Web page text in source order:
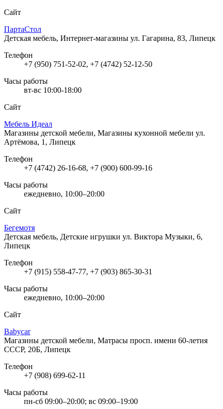
Сайт
ПартаСтол
Детская мебель, Интернет-магазины ул. Гагарина, 83, Липецк
Телефон
+7 (950) 751-52-02, +7 (4742) 52-12-50
Часы работы
вт-вс 10:00-18:00
Сайт
Мебель Идеал
Магазины детской мебели, Магазины кухонной мебели ул.
Артёмова, 1, Липецк
Телефон
+7 (4742) 26-16-68, +7 (900) 600-99-16
Часы работы
ежедневно, 10:00–20:00
Сайт
Бегемотя
Детская мебель, Детские игрушки ул. Виктора Музыки, 6,
Липецк
Телефон
+7 (915) 558-47-77, +7 (903) 865-30-31
Часы работы
ежедневно, 10:00–20:00
Сайт
Babycar
Магазины детской мебели, Матрасы просп. имени 60-летия
СССР, 20Б, Липецк
Телефон
+7 (908) 699-62-11
Часы работы
пн-сб 09:00–20:00; вс 09:00–19:00